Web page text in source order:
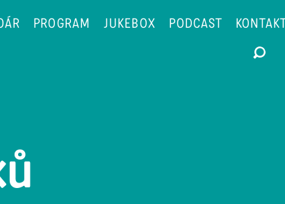
PROGRAM JUKEBOX PODCAST KONTAKT